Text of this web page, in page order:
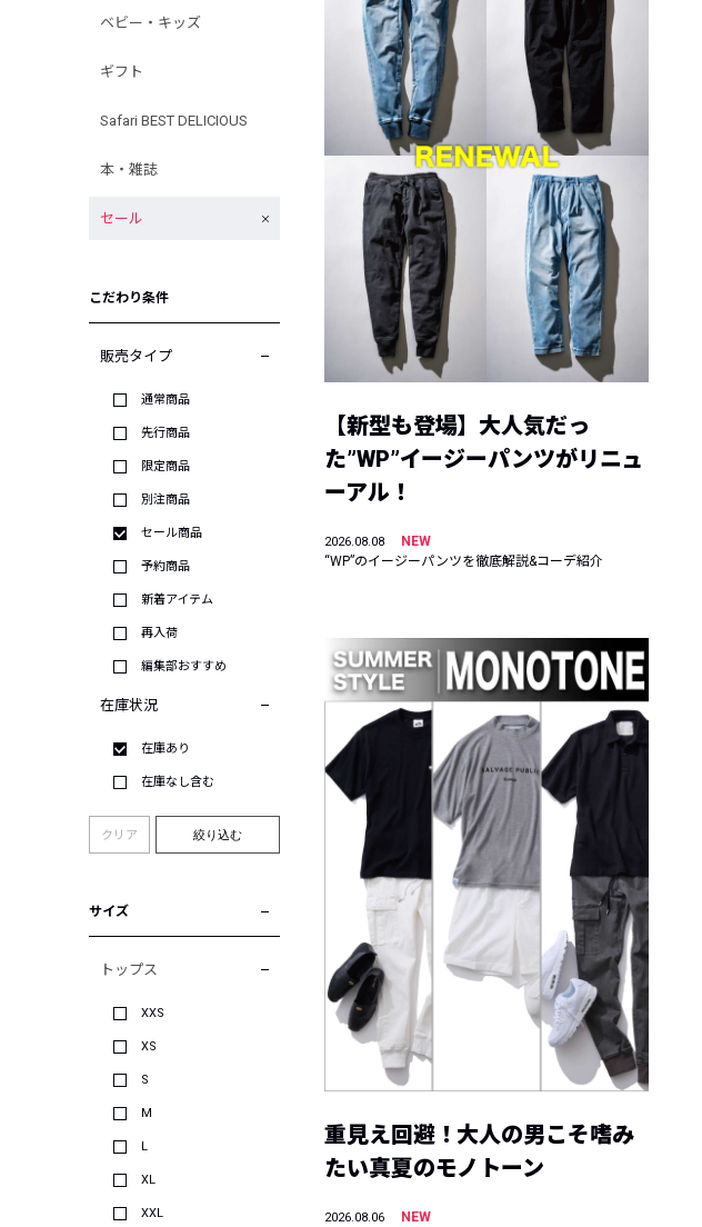
ベビー・キッズ
ギフト
Safari BEST DELICIOUS
本・雑誌
セール
こだわり条件
販売タイプ
通常商品
先行商品
限定商品
別注商品
セール商品
予約商品
新着アイテム
再入荷
編集部おすすめ
在庫状況
在庫あり
在庫なし含む
クリア 絞り込む
サイズ
トップス
XXS
XS
S
M
L
XL
XXL
【新型も登場】大人気だっ
た”WP”イージーパンツがリニュ
ーアル！
2026.08.08
NEW
“WP”のイージーパンツを徹底解説&コーデ紹介
重見え回避！大人の男こそ嗜み
たい真夏のモノトーン
2026.08.06
NEW